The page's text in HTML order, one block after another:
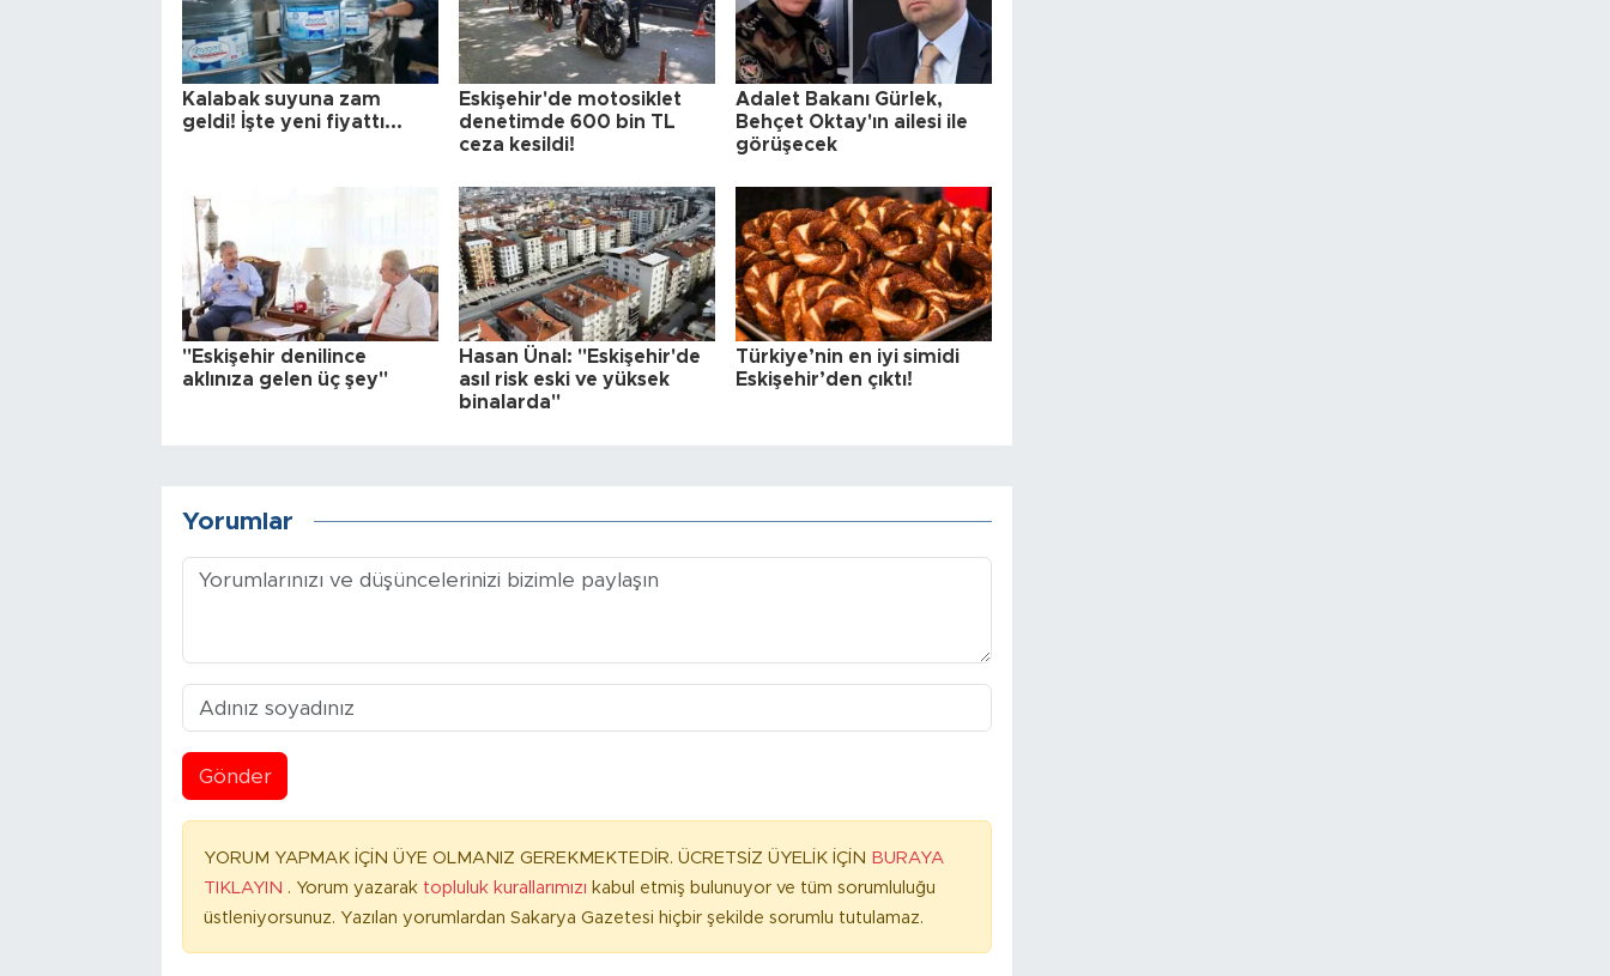
Kalabak suyuna zam
geldi! İşte yeni fiyattı...
Eskişehir'de motosiklet
denetimde 600 bin TL
ceza kesildi!
Adalet Bakanı Gürlek,
Behçet Oktay'ın ailesi ile
görüşecek
"Eskişehir denilince
aklınıza gelen üç şey"
Hasan Ünal: "Eskişehir'de
asıl risk eski ve yüksek
binalarda"
Türkiye’nin en iyi simidi
Eskişehir’den çıktı!
Yorumlar
Gönder
YORUM YAPMAK İÇİN ÜYE OLMANIZ GEREKMEKTEDİR. ÜCRETSİZ ÜYELİK İÇİN BURAYA
TIKLAYIN . Yorum yazarak topluluk kurallarımızı kabul etmiş bulunuyor ve tüm sorumluluğu
üstleniyorsunuz. Yazılan yorumlardan Sakarya Gazetesi hiçbir şekilde sorumlu tutulamaz.